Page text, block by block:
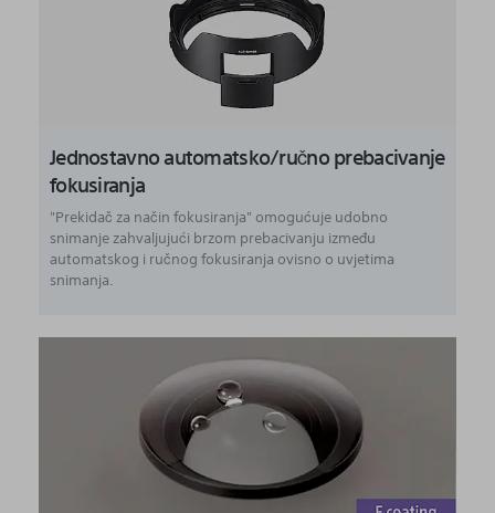
Jednostavno automatsko/ručno prebacivanje
fokusiranja
"Prekidač za način fokusiranja" omogućuje udobno
snimanje zahvaljujući brzom prebacivanju između
automatskog i ručnog fokusiranja ovisno o uvjetima
snimanja.